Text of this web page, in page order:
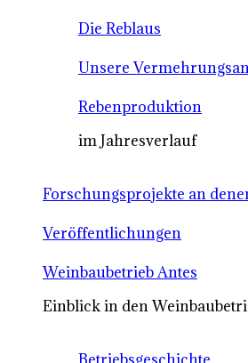
Die Reblaus
Unsere
Rebenproduktion
im Jahresverlauf
Forschungsprojekte an
Veröffentlichungen
Weinbaubetrieb Antes
Einblick in den